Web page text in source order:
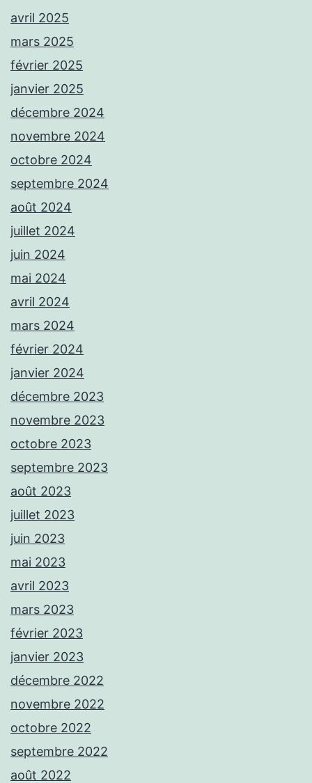
avril 2025
mars 2025
février 2025
janvier 2025
décembre 2024
novembre 2024
octobre 2024
septembre 2024
août 2024
juillet 2024
juin 2024
mai 2024
avril 2024
mars 2024
février 2024
janvier 2024
décembre 2023
novembre 2023
octobre 2023
septembre 2023
août 2023
juillet 2023
juin 2023
mai 2023
avril 2023
mars 2023
février 2023
janvier 2023
décembre 2022
novembre 2022
octobre 2022
septembre 2022
août 2022